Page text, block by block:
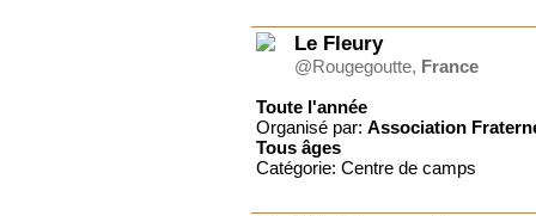
Le Fleury
@Rougegoutte, France
Toute l'année
Organisé par: Association
Tous âges
Catégorie: Centre de camps